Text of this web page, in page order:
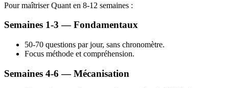
Pour maîtriser Quant en 8-12 semaines :
Semaines 1-3 — Fondamentaux
50-70 questions par jour, sans chronomètre.
Focus méthode et compréhension.
Semaines 4-6 — Mécanisation